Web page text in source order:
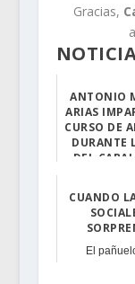
Gracias,
ANTONIO
ARIAS
CURSO DE
DURANTE
DEL
Tendrá
CUANDO
El